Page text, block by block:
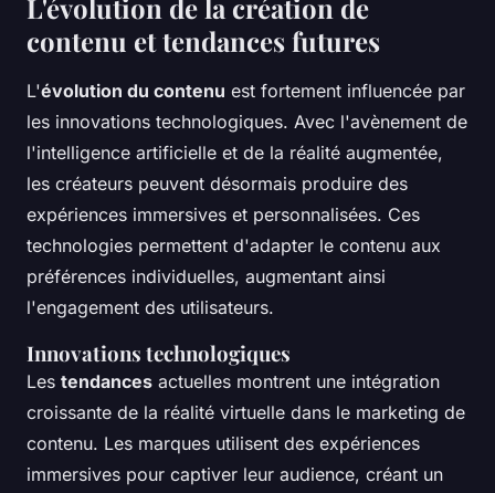
L'évolution de la création de
contenu et tendances futures
L'évolution du contenu est fortement influencée par
les innovations technologiques. Avec l'avènement de
l'intelligence artificielle et de la réalité augmentée,
les créateurs peuvent désormais produire des
expériences immersives et personnalisées. Ces
technologies permettent d'adapter le contenu aux
préférences individuelles, augmentant ainsi
l'engagement des utilisateurs.
Innovations technologiques
Les tendances actuelles montrent une intégration
croissante de la réalité virtuelle dans le marketing de
contenu. Les marques utilisent des expériences
immersives pour captiver leur audience, créant un